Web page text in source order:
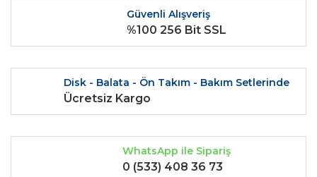
Bu ürüne benzer farklı alternatifler olmalı.
Gönder
Güvenli Alışveriş
%100 256 Bit SSL
Disk - Balata - Ön Takım - Bakım Setlerinde
Ücretsiz Kargo
WhatsApp ile Sipariş
0 (533) 408 36 73